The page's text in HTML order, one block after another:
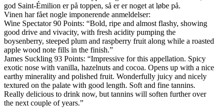
god Saint-Émilion er på toppen, så er er noget at løbe på.
Vinen har fået nogle imponerende anmeldelser:
Wine Spectator 90 Points: “Bold, ripe and almost flashy, showing
good drive and vivacity, with fresh acidity pumping the
boysenberry, steeped plum and raspberry fruit along while a roasted
apple wood note fills in the finish.”
James Suckling 93 Points: “Impressive for this appellation. Spicy
exotic nose with vanilla, hazelnuts and cocoa. Opens up with a nice
earthy minerality and polished fruit. Wonderfully juicy and nicely
textured on the palate with good length. Soft and fine tannins.
Really delicious to drink now, but tannins will soften further over
the next couple of years.”